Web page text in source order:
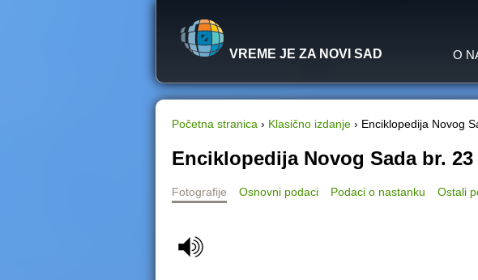
VREME JE ZA NOVI SAD O
Y
o
a
Početna stranica › Klasično izdanje › Enciklopedija Novog
Enciklopedija Novog Sada br. 23
Fotografije Osnovni podaci Podaci o nastanku Ostali